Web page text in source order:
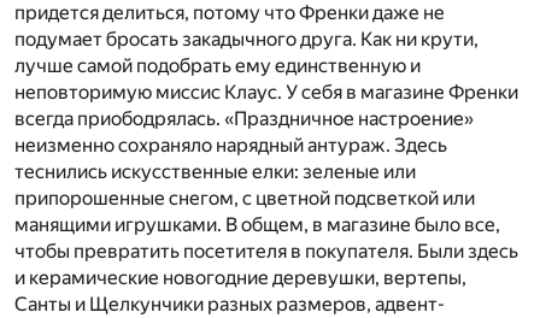
придется делиться, потому что Френки даже не
подумает бросать закадычного друга. Как ни крути,
лучше самой подобрать ему единственную и
неповторимую миссис Клаус. У себя в магазине Френки
всегда приободрялась. «Праздничное настроение»
неизменно сохраняло нарядный антураж. Здесь
теснились искусственные елки: зеленые или
припорошенные снегом, с цветной подсветкой или
манящими игрушками. В общем, в магазине было все,
чтобы превратить посетителя в покупателя. Были здесь
и керамические новогодние деревушки, вертепы,
Санты и Щелкунчики разных размеров, адвент-